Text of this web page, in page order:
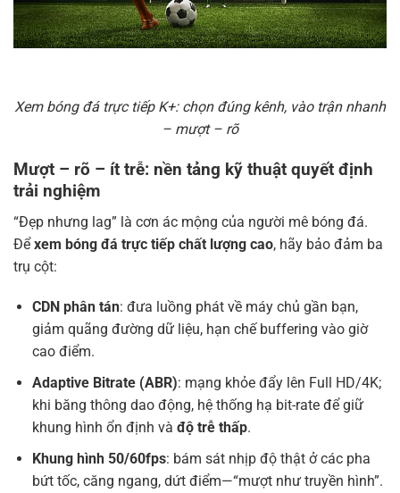
Xem bóng đá trực tiếp K+: chọn đúng kênh, vào trận nhanh
– mượt – rõ
Mượt – rõ – ít trễ: nền tảng kỹ thuật quyết định
trải nghiệm
“Đẹp nhưng lag” là cơn ác mộng của người mê bóng đá.
Đểxem bóng đá trực tiếp chất lượng cao, hãy bảo đảm ba
trụ cột:
CDN phân tán: đưa luồng phát về máy chủ gần bạn,
giảm quãng đường dữ liệu, hạn chế buffering vào giờ
cao điểm.
Adaptive Bitrate (ABR): mạng khỏe đẩy lên Full HD/4K;
khi băng thông dao động, hệ thống hạ bit-rate để giữ
khung hình ổn định và độ trễ thấp.
Khung hình 50/60fps: bám sát nhịp độ thật ở các pha
bứt tốc, căng ngang, dứt điểm—“mượt như truyền hình”.